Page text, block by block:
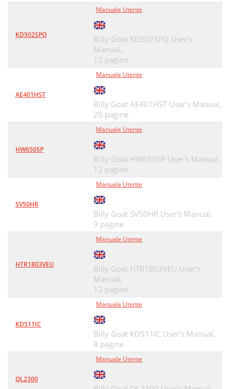
KD502SPQ
Manuale Utente
Billy Goat KD502SPQ User's
Manual,
12 pagine
AE401HST
Manuale Utente
Billy Goat AE401HST User's Manual,
20 pagine
HW650SP
Manuale Utente
Billy Goat HW650SP User's Manual,
12 pagine
SV50HR
Manuale Utente
Billy Goat SV50HR User's Manual,
9 pagine
HTR1803VEU
Manuale Utente
Billy Goat HTR1803VEU User's
Manual,
12 pagine
KD511IC
Manuale Utente
Billy Goat KD511IC User's Manual,
8 pagine
QL2300
Manuale Utente